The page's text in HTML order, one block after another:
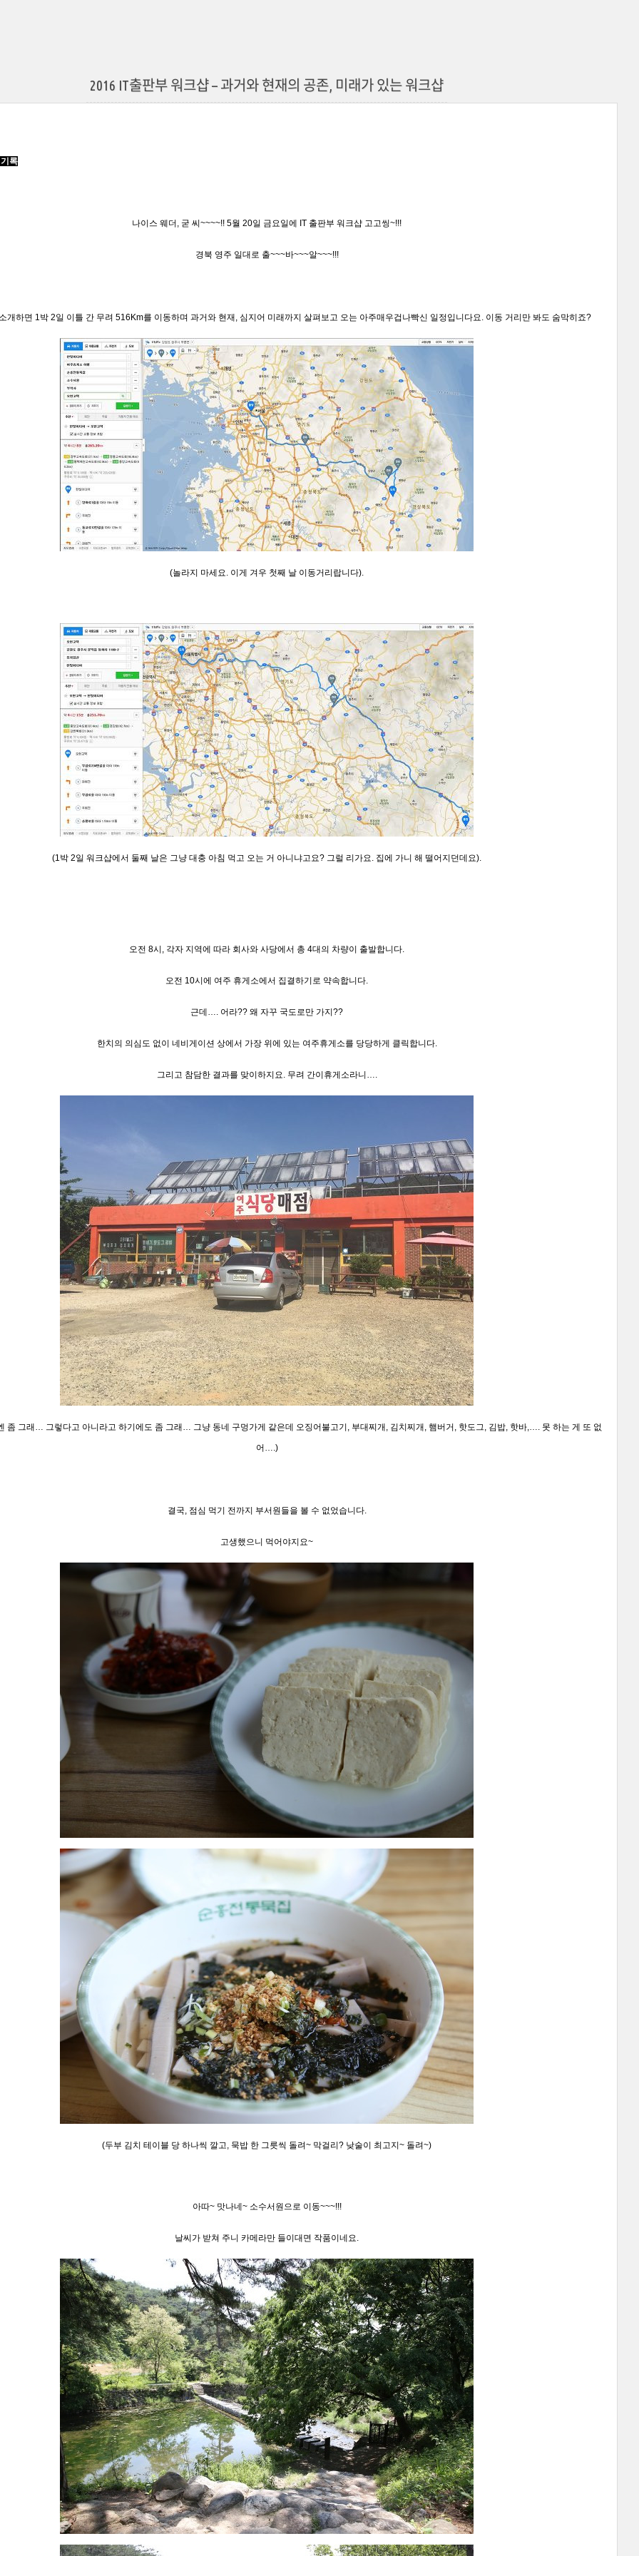
2016 IT출판부 워크샵 – 과거와 현재의 공존, 미래가 있는 워크샵
록
나이스 웨더, 굳 씨~~~~!! 5월 20일 금요일에 IT 출판부 워크샵 고고씽~!!!
경북 영주 일대로 출~~~바~~~알~~~!!!
개하면 1박 2일 이틀 간 무려 516Km를 이동하며 과거와 현재, 심지어 미래까지 살펴보고 오는 아주매우겁나빡신 일정입니다요. 이동 거리만 봐도 숨막히죠?
(놀라지 마세요. 이게 겨우 첫째 날 이동거리랍니다).
(1박 2일 워크샵에서 둘째 날은 그냥 대충 아침 먹고 오는 거 아니냐고요? 그럴 리가요. 집에 가니 해 떨어지던데요).
오전 8시, 각자 지역에 따라 회사와 사당에서 총 4대의 차량이 출발합니다.
오전 10시에 여주 휴게소에서 집결하기로 약속합니다.
근데…. 어라?? 왜 자꾸 국도로만 가지??
한치의 의심도 없이 네비게이션 상에서 가장 위에 있는 여주휴게소를 당당하게 클릭합니다.
그리고 참담한 결과를 맞이하지요. 무려 간이휴게소라니….
좀 그래… 그렇다고 아니라고 하기에도 좀 그래… 그냥 동네 구멍가게 같은데 오징어불고기, 부대찌개, 김치찌개, 햄버거, 핫도그, 김밥, 핫바,…. 못 하는 게 또 없
어….)
결국, 점심 먹기 전까지 부서원들을 볼 수 없었습니다.
고생했으니 먹어야지요~
(두부 김치 테이블 당 하나씩 깔고, 묵밥 한 그릇씩 돌려~ 막걸리? 낮술이 최고지~ 돌려~)
아따~ 맛나네~ 소수서원으로 이동~~~!!!
날씨가 받쳐 주니 카메라만 들이대면 작품이네요.